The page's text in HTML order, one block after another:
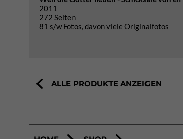
2011
272 Seiten
81 s/w Fotos, davon viele Originalfotos
ALLE PRODUKTE ANZEIGEN